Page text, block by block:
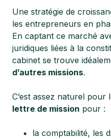
Une stratégie de
les entrepreneurs en
En captant ce marché
juridiques liées à la
cabinet se trouve
d’autres missions.
C’est assez naturel pour
lettre de mission pour :
la comptabilité, les